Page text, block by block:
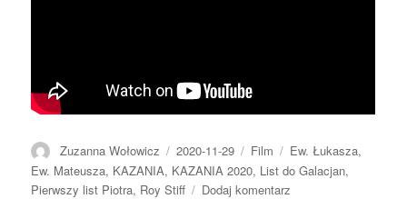
Autor
Zuzanna Wołowicz
Data
publikacji
2020-11-29 Format
Film Kategorie
Ew. Łukasza,
Ew. Mateusza, KAZANIA, KAZANIA 2020, List do Galacjan,
Pierwszy list Piotra, Roy Stiff Dodaj komentarz